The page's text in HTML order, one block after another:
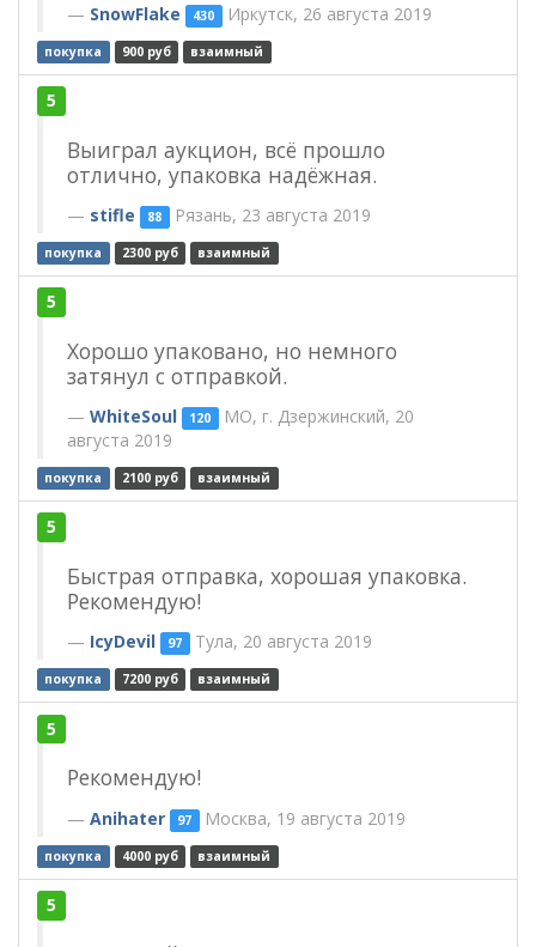
SnowFlake 430 Иркутск, 26 августа 2019
покупка 900 руб взаимный
5
Выиграл аукцион, всё прошло
отлично, упаковка надёжная.
stifle 88 Рязань, 23 августа 2019
покупка 2300 руб взаимный
5
Хорошо упаковано, но немного
затянул с отправкой.
WhiteSoul 120 МО, г. Дзержинский, 20
августа 2019
покупка 2100 руб взаимный
5
Быстрая отправка, хорошая упаковка.
Рекомендую!
IcyDevil 97 Тула, 20 августа 2019
покупка 7200 руб взаимный
5
Рекомендую!
Anihater 97 Москва, 19 августа 2019
покупка 4000 руб взаимный
5